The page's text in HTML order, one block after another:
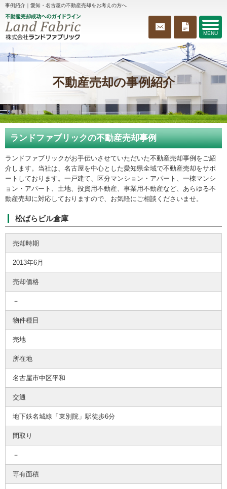
事例紹介｜愛知・名古屋の不動産売却をお考えの方へ
MENU
不動産売却の事例紹介
ランドファブリックの不動産売却事例
ランドファブリックがお手伝いさせていただいた不動産売却事例をご紹
介します。当社は、名古屋を中心とした愛知県全域で不動産売却をサポ
ートしております。一戸建て、区分マンション・アパート、一棟マンシ
ョン・アパート、土地、投資用不動産、事業用不動産など、あらゆる不
動産売却に対応しておりますので、お気軽にご相談くださいませ。
松ばらビル倉庫
売却時期
2013年6月
売却価格
－
物件種目
売地
所在地
名古屋市中区平和
交通
地下鉄名城線「東別院」駅徒歩6分
間取り
－
専有面積